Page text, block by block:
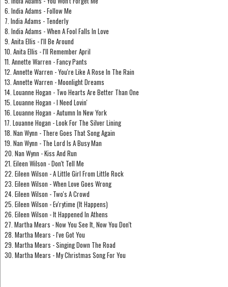
6. India Adams - Follow Me
7. India Adams - Tenderly
8. India Adams - When A Fool Falls In Love
9. Anita Ellis - I'll Be Around
10. Anita Ellis - I'll Remember April
11. Annette Warren - Fancy Pants
12. Annette Warren - You're Like A Rose In The Rain
13. Annette Warren - Moonlight Dreams
14. Louanne Hogan - Two Hearts Are Better Than One
15. Louanne Hogan - I Need Lovin'
16. Louanne Hogan - Autumn In New York
17. Louanne Hogan - Look For The Silver Lining
18. Nan Wynn - There Goes That Song Again
19. Nan Wynn - The Lord Is A Busy Man
20. Nan Wynn - Kiss And Run
21. Eileen Wilson - Don't Tell Me
22. Eileen Wilson - A Little Girl From Little Rock
23. Eileen Wilson - When Love Goes Wrong
24. Eileen Wilson - Two's A Crowd
25. Eileen Wilson - Ev'rytime (It Happens)
26. Eileen Wilson - It Happened In Athens
27. Martha Mears - Now You See It, Now You Don't
28. Martha Mears - I've Got You
29. Martha Mears - Singing Down The Road
30. Martha Mears - My Christmas Song For You